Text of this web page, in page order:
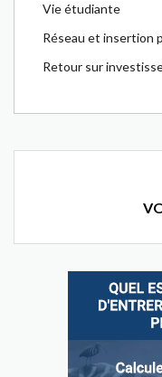
Vie étudiante
Réseau et insertion
Retour sur